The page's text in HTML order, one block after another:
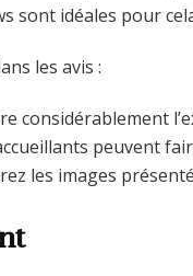
sont idéales pour
les avis :
considérablement
peuvent
les images